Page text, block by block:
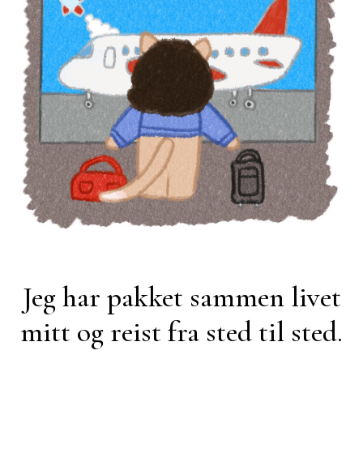
Jeg har pakket sammen livet
mitt og reist fra sted til sted.